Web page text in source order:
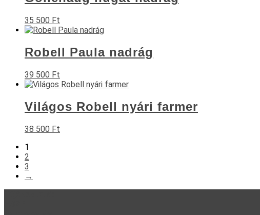
35 500 Ft
Robell Paula nadrág
39 500 Ft
Világos Robell nyári farmer
38 500 Ft
1
2
3
→